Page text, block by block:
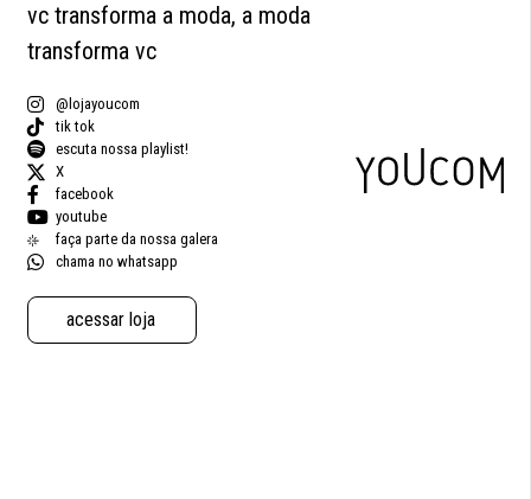
vc transforma a moda, a moda
transforma vc
@lojayoucom
tik tok
escuta nossa playlist!
X
facebook
youtube
faça parte da nossa galera
chama no whatsapp
acessar loja